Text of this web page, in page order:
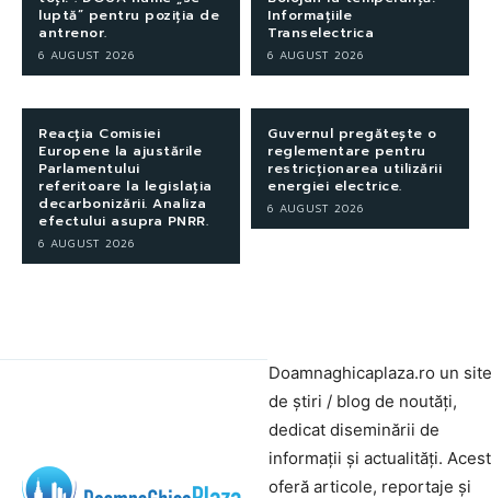
luptă” pentru poziția de
antrenor.
6 AUGUST 2026
Informațiile
Transelectrica
6 AUGUST 2026
Reacția Comisiei
Europene la ajustările
Parlamentului
referitoare la legislația
decarbonizării. Analiza
efectului asupra PNRR.
6 AUGUST 2026
Guvernul pregătește o
reglementare pentru
restricționarea utilizării
energiei electrice.
6 AUGUST 2026
Doamnaghicaplaza.ro un site
de știri / blog de noutăți,
dedicat diseminării de
informații și actualități.
oferă articole, reportaje și